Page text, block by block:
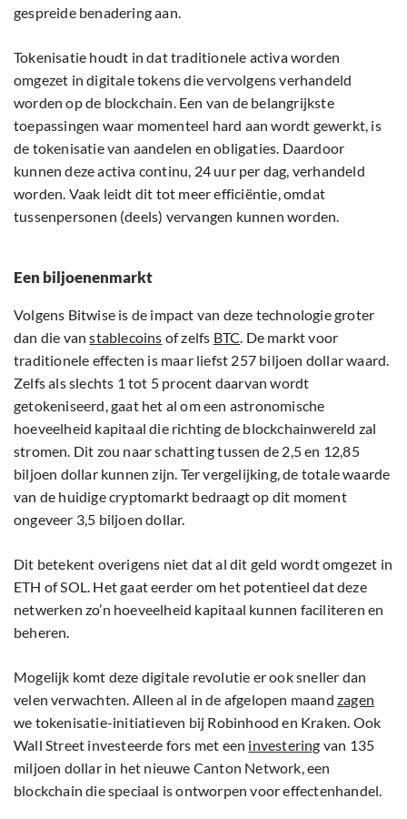
gespreide benadering aan.
Tokenisatie houdt in dat traditionele activa worden
omgezet in digitale tokens die vervolgens verhandeld
worden op de blockchain. Een van de belangrijkste
toepassingen waar momenteel hard aan wordt gewerkt, is
de tokenisatie van aandelen en obligaties. Daardoor
kunnen deze activa continu, 24 uur per dag, verhandeld
worden. Vaak leidt dit tot meer efficiëntie, omdat
tussenpersonen (deels) vervangen kunnen worden.
Een biljoenenmarkt
Volgens Bitwise is de impact van deze technologie groter
dan die vanstablecoins of zelfs BTC. De markt voor
traditionele effecten is maar liefst 257 biljoen dollar waard.
Zelfs als slechts 1 tot 5 procent daarvan wordt
getokeniseerd, gaat het al om een astronomische
hoeveelheid kapitaal die richting de blockchainwereld zal
stromen. Dit zou naar schatting tussen de 2,5 en 12,85
biljoen dollar kunnen zijn. Ter vergelijking, de totale waarde
van de huidige cryptomarkt bedraagt op dit moment
ongeveer 3,5 biljoen dollar.
Dit betekent overigens niet dat al dit geld wordt omgezet in
ETH of SOL. Het gaat eerder om het potentieel dat deze
netwerken zo’n hoeveelheid kapitaal kunnen faciliteren en
beheren.
Mogelijk komt deze digitale revolutie er ook sneller dan
velen verwachten. Alleen al in de afgelopen maandzagen
we tokenisatie-initiatieven bij Robinhood en Kraken. Ook
Wall Street investeerde fors met een investering van 135
miljoen dollar in het nieuwe Canton Network, een
blockchain die speciaal is ontworpen voor effectenhandel.